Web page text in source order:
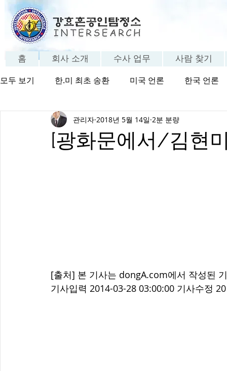
홈 회사 소개 수사 업무 사람 찾기
모두 보기 한.미 최초 송환 미국 언론 한국 언론
방송 보기 탐정의 세계 탐정 FAQ
[광화문에서/김현
관리자 2018년 5월 14일 2분 분량
[출처] 본 기사는 dongA.com에서 작성된
기사입력 2014-03-28 03:00:00 기사수정